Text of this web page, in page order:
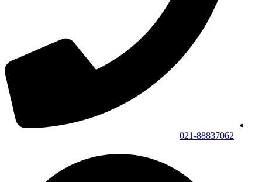
021-88837062